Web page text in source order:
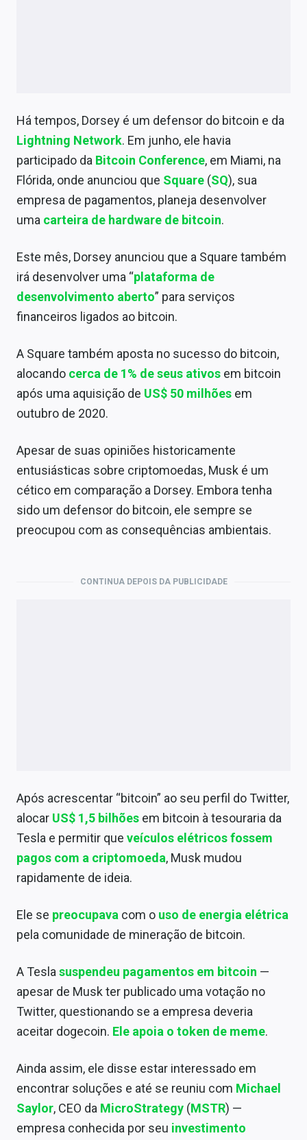
Há tempos, Dorsey é um defensor do bitcoin e da
Lightning Network. Em junho, ele havia
participado da Bitcoin Conference, em Miami, na
Flórida, onde anunciou que Square (SQ), sua
empresa de pagamentos, planeja desenvolver
uma carteira de hardware de bitcoin.
Este mês, Dorsey anunciou que a Square também
irá desenvolver uma “plataforma de
desenvolvimento aberto” para serviços
financeiros ligados ao bitcoin.
A Square também aposta no sucesso do bitcoin,
alocando cerca de 1% de seus ativos em bitcoin
após uma aquisição de US$ 50 milhões em
outubro de 2020.
Apesar de suas opiniões historicamente
entusiásticas sobre criptomoedas, Musk é um
cético em comparação a Dorsey. Embora tenha
sido um defensor do bitcoin, ele sempre se
preocupou com as consequências ambientais.
CONTINUA DEPOIS DA PUBLICIDADE
Após acrescentar “bitcoin” ao seu perfil do Twitter,
alocar US$ 1,5 bilhões em bitcoin à tesouraria da
Tesla e permitir que veículos elétricos fossem
pagos com a criptomoeda, Musk mudou
rapidamente de ideia.
Ele se preocupava com o uso de energia elétrica
pela comunidade de mineração de bitcoin.
A Teslasuspendeu pagamentos em bitcoin —
apesar de Musk ter publicado uma votação no
Twitter, questionando se a empresa deveria
aceitar dogecoin. Ele apoia o token de meme.
Ainda assim, ele disse estar interessado em
encontrar soluções e até se reuniu com Michael
Saylor, CEO da MicroStrategy (MSTR) —
empresa conhecida por seu investimento